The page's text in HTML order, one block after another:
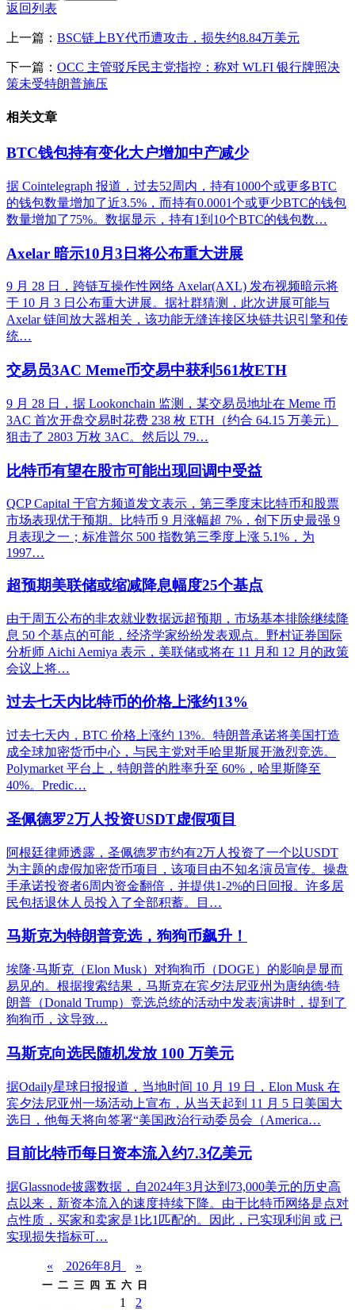
返回列表
上一篇： BSC链上BY代币遭攻击，损失约8.84万美元
下一篇： OCC 主管驳斥民主党指控：称对 WLFI 银行牌照决
策未受特朗普施压
相关文章
BTC钱包持有变化大户增加中产减少
据 Cointelegraph 报道，过去52周内，持有1000个或更多BTC
的钱包数量增加了近3.5%，而持有0.0001个或更少BTC的钱包
数量增加了75%。数据显示，持有1到10个BTC的钱包数…
Axelar 暗示10月3日将公布重大进展
9 月 28 日，跨链互操作性网络 Axelar(AXL) 发布视频暗示将
于 10 月 3 日公布重大进展。据社群猜测，此次进展可能与
Axelar 链间放大器相关，该功能无缝连接区块链共识引擎和传
统…
交易员3AC Meme币交易中获利561枚ETH
9 月 28 日，据 Lookonchain 监测，某交易员地址在 Meme 币
3AC 首次开盘交易时花费 238 枚 ETH（约合 64.15 万美元）
狙击了 2803 万枚 3AC。然后以 79…
比特币有望在股市可能出现回调中受益
QCP Capital 于官方频道发文表示，第三季度末比特币和股票
市场表现优于预期。比特币 9 月涨幅超 7%，创下历史最强 9
月表现之一；标准普尔 500 指数第三季度上涨 5.1%，为
1997…
超预期美联储或缩减降息幅度25个基点
由于周五公布的非农就业数据远超预期，市场基本排除继续降
息 50 个基点的可能，经济学家纷纷发表观点。野村证券国际
分析师 Aichi Aemiya 表示，美联储或将在 11 月和 12 月的政策
会议上将…
过去七天内比特币的价格上涨约13%
过去七天内，BTC 价格上涨约 13%。特朗普承诺将美国打造
成全球加密货币中心，与民主党对手哈里斯展开激烈竞选。
Polymarket 平台上，特朗普的胜率升至 60%，哈里斯降至
40%。Predic…
圣佩德罗2万人投资USDT虚假项目
阿根廷律师透露，圣佩德罗市约有2万人投资了一个以USDT
为主题的虚假加密货币项目，该项目由不知名演员宣传。操盘
手承诺投资者6周内资金翻倍，并提供1-2%的日回报。许多居
民包括退休人员投入了全部积蓄。目…
马斯克为特朗普竞选，狗狗币飙升！
埃隆·马斯克（Elon Musk）对狗狗币（DOGE）的影响是显而
易见的。根据搜索结果，马斯克在宾夕法尼亚州为唐纳德·特
朗普（Donald Trump）竞选总统的活动中发表演讲时，提到了
狗狗币，这导致…
马斯克向选民随机发放 100 万美元
据Odaily星球日报报道，当地时间 10 月 19 日，Elon Musk 在
宾夕法尼亚州一场活动上宣布，从当天起到 11 月 5 日美国大
选日，他每天将向签署“美国政治行动委员会（America…
目前比特币每日资本流入约7.3亿美元
据Glassnode披露数据，自2024年3月达到73,000美元的历史高
点以来，新资本流入的速度持续下降。由于比特币网络是点对
点性质，买家和卖家是1比1匹配的。因此，已实现利润 或 已
实现损失指标可…
« 2026年8月 »
一 二 三 四 五 六 日
1
2